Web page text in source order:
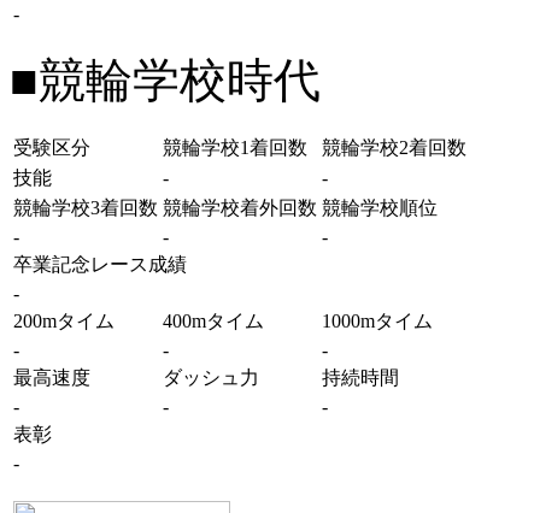
-
■競輪学校時代
受験区分 競輪学校1着回数
競輪学校2着回数
技能
-
-
競輪学校3着回数 競輪学校着外回数 競輪学校順位
-
-
-
卒業記念レース成績
-
200mタイム
400mタイム
1000mタイム
-
-
-
最高速度
ダッシュ力
持続時間
-
-
-
表彰
-